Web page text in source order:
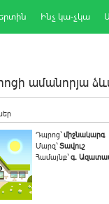
Ինչ կա-չկա
ամանորյա
Դպրոց`միջնակարգ
Մարզ`Տավուշ
Համայնք`գ.